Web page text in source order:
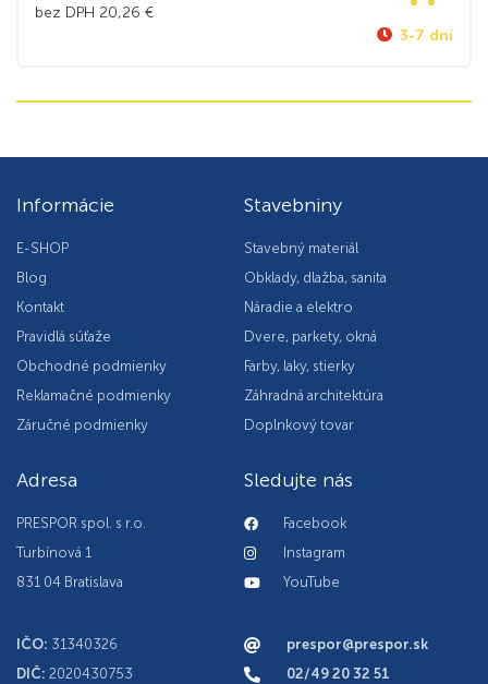
bez DPH 20,26 €
3-7 dní
Informácie
E-SHOP
Blog
Kontakt
Pravidlá súťaže
Obchodné podmienky
Reklamačné podmienky
Záručné podmienky
Stavebniny
Stavebný materiál
Obklady, dlažba, sanita
Náradie a elektro
Dvere, parkety, okná
Farby, laky, stierky
Záhradná architektúra
Doplnkový tovar
Adresa
PRESPOR spol. s r.o.
Turbínová 1
831 04 Bratislava
IČO: 31340326
DIČ: 2020430753
Sledujte nás
Facebook
Instagram
YouTube
prespor@prespor.sk
02/49 20 32 51